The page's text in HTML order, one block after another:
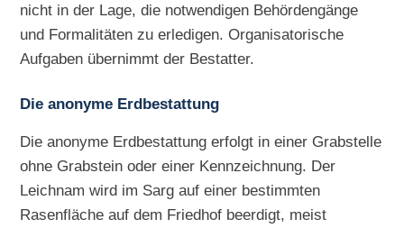
nicht in der Lage, die notwendigen Behördengänge
und Formalitäten zu erledigen. Organisatorische
Aufgaben übernimmt der Bestatter.
Die anonyme Erdbestattung
Die anonyme Erdbestattung erfolgt in einer Grabstelle
ohne Grabstein oder einer Kennzeichnung. Der
Leichnam wird im Sarg auf einer bestimmten
Rasenfläche auf dem Friedhof beerdigt, meist